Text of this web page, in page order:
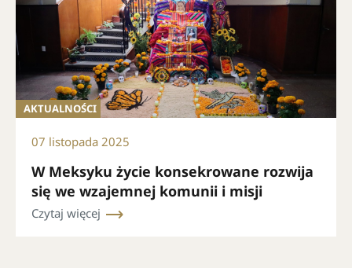
AKTUALNOŚCI
07 listopada 2025
W Meksyku życie konsekrowane rozwija
się we wzajemnej komunii i misji
Czytaj więcej